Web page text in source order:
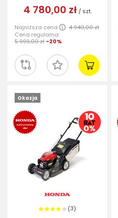
4 780,00 zł / szt.
Najniższa cena:
4 940,00 zł
Cena regularna:
5 999,00 zł -20%
Okazja
(3)